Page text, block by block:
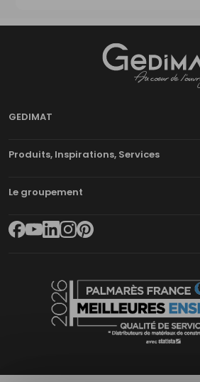
GEDIMAT
Produits, Inspirations, Services
Le groupement